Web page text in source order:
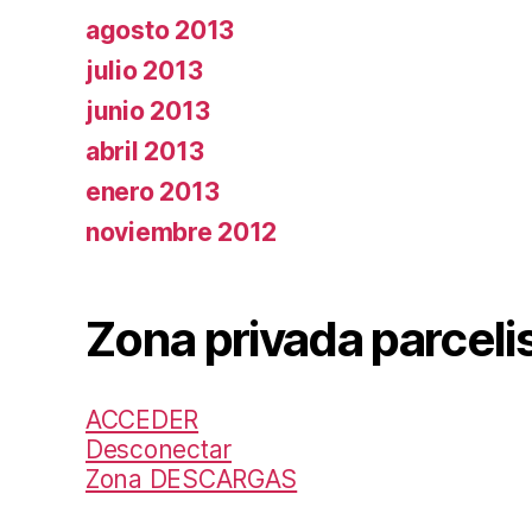
agosto 2013
julio 2013
junio 2013
abril 2013
enero 2013
noviembre 2012
Zona privada
ACCEDER
Desconectar
Zona DESCARGAS